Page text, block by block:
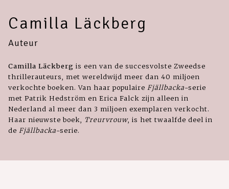
Camilla Läckberg
Auteur
Camilla Läckberg is een van de succesvolste Zweedse
thrillerauteurs, met wereldwijd meer dan 40 miljoen
verkochte boeken. Van haar populaire Fjällbacka-serie
met Patrik Hedström en Erica Falck zijn alleen in
Nederland al meer dan 3 miljoen exemplaren verkocht.
Haar nieuwste boek,
Treurvrouw, is het twaalfde deel in
de Fjällbacka-serie.